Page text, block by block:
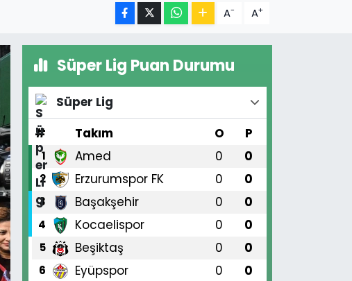
A- A+
Süper Lig Puan Durumu
Süper Lig
#
Takım O P
1 Amed 0 0
2 Erzurumspor FK 0 0
3 Başakşehir 0 0
4 Kocaelispor 0 0
5 Beşiktaş 0 0
6 Eyüpspor 0 0